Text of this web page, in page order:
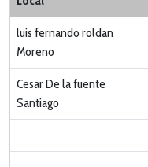
luis fernando roldan
Moreno
Cesar De la fuente
Santiago